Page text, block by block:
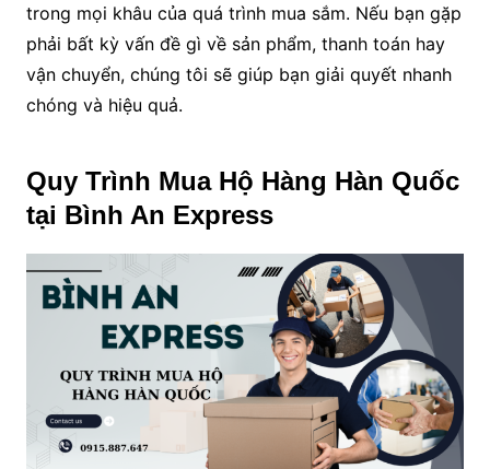
trong mọi khâu của quá trình mua sắm. Nếu bạn gặp
phải bất kỳ vấn đề gì về sản phẩm, thanh toán hay
vận chuyển, chúng tôi sẽ giúp bạn giải quyết nhanh
chóng và hiệu quả.
Quy Trình Mua Hộ Hàng Hàn Quốc
tại Bình An Express